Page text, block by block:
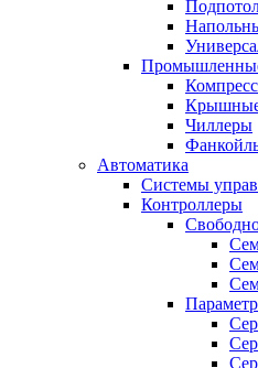
Чиллеры
Автоматика
Системы
Контроллеры